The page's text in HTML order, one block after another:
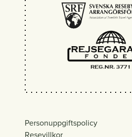
Personuppgiftspolicy
Resevillkor